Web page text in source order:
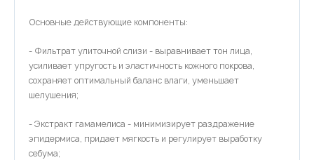
Основные действующие компоненты:
- Фильтрат улиточной слизи - выравнивает тон лица,
усиливает упругость и эластичность кожного покрова,
сохраняет оптимальный баланс влаги, уменьшает
шелушения;
- Экстракт гамамелиса - минимизирует раздражение
эпидермиса, придает мягкость и регулирует выработку
себума;